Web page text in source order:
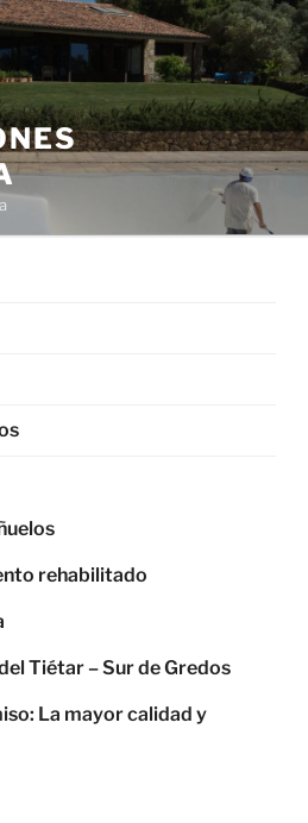
rehabilitado
Tiétar – Sur de Gredos
La mayor calidad y